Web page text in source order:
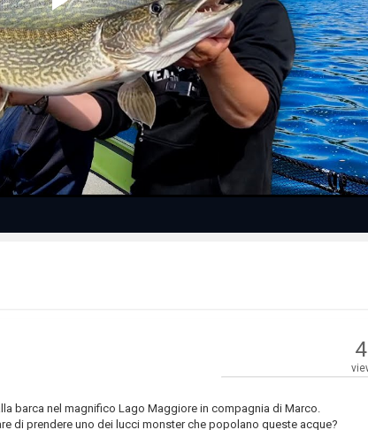
Play
Video
barca nel magnifico Lago Maggiore in compagnia di Marco.
di prendere uno dei lucci monster che popolano queste acque?